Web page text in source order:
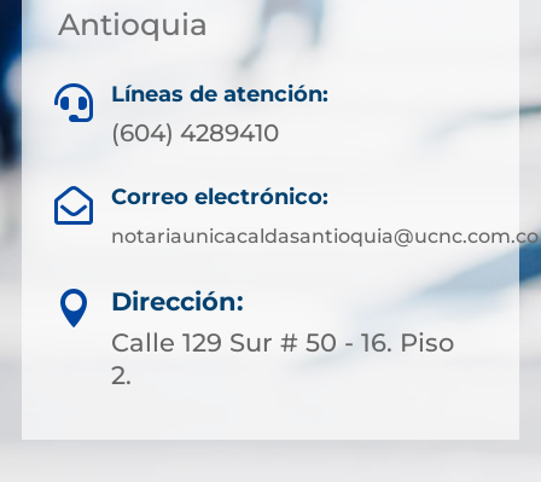
Antioquia
 Líneas de atención:
(604) 4289410
 Correo electrónico:
notariaunicacaldasantioquia@ucnc.com.co

Dirección:
Calle 129 Sur # 50 - 16. Piso
2.